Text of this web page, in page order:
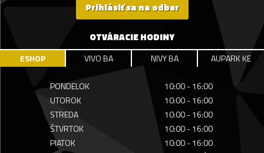
Prihlásiť sa na odber
OTVÁRACIE HODINY
ESHOP VIVO BA NIVY BA AUPARK KE
PONDELOK
10:00 - 16:00
UTOROK
10:00 - 16:00
STREDA
10:00 - 16:00
ŠTVRTOK
10:00 - 16:00
PIATOK
10:00 - 16:00